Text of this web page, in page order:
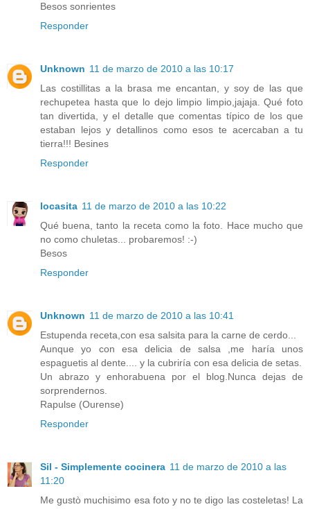
Besos sonrientes
Responder
Unknown 11 de marzo de 2010 a las 10:17
Las costillitas a la brasa me encantan, y soy de las que
rechupetea hasta que lo dejo limpio limpio,jajaja. Qué foto
tan divertida, y el detalle que comentas típico de los que
estaban lejos y detallinos como esos te acercaban a tu
tierra!!! Besines
Responder
locasita 11 de marzo de 2010 a las 10:22
Qué buena, tanto la receta como la foto. Hace mucho que
no como chuletas... probaremos! :-)
Besos
Responder
Unknown 11 de marzo de 2010 a las 10:41
Estupenda receta,con esa salsita para la carne de cerdo...
Aunque yo con esa delicia de salsa ,me haría unos
espaguetis al dente.... y la cubriría con esa delicia de setas.
Un abrazo y enhorabuena por el blog.Nunca dejas de
sorprendernos.
Rapulse (Ourense)
Responder
Sil - Simplemente cocinera 11 de marzo de 2010 a las
11:20
Me gustò muchisimo esa foto y no te digo las costeletas! La